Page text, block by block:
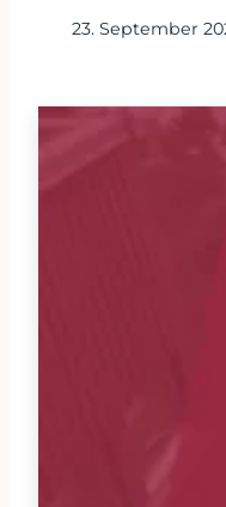
23. September